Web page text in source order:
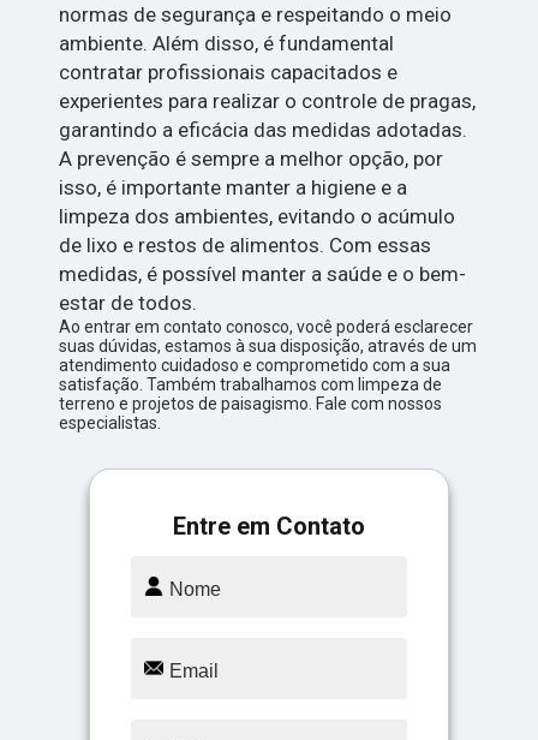
normas de segurança e respeitando o meio
ambiente. Além disso, é fundamental
contratar profissionais capacitados e
experientes para realizar o controle de pragas,
garantindo a eficácia das medidas adotadas.
A prevenção é sempre a melhor opção, por
isso, é importante manter a higiene e a
limpeza dos ambientes, evitando o acúmulo
de lixo e restos de alimentos. Com essas
medidas, é possível manter a saúde e o bem-
estar de todos.
Ao entrar em contato conosco, você poderá esclarecer
suas dúvidas, estamos à sua disposição, através de um
atendimento cuidadoso e comprometido com a sua
satisfação. Também trabalhamos com limpeza de
terreno e projetos de paisagismo. Fale com nossos
especialistas.
Entre em Contato